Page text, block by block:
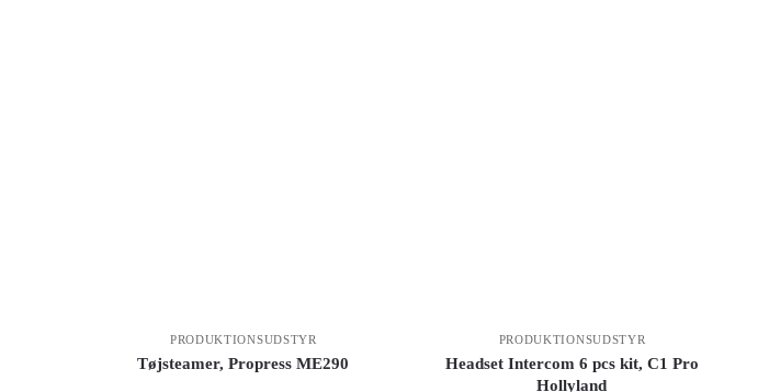
PRODUKTIONSUDSTYR
Tøjsteamer, Propress ME290
PRODUKTIONSUDSTYR
Headset Intercom 6 pcs kit, C1 Pro
Hollyland